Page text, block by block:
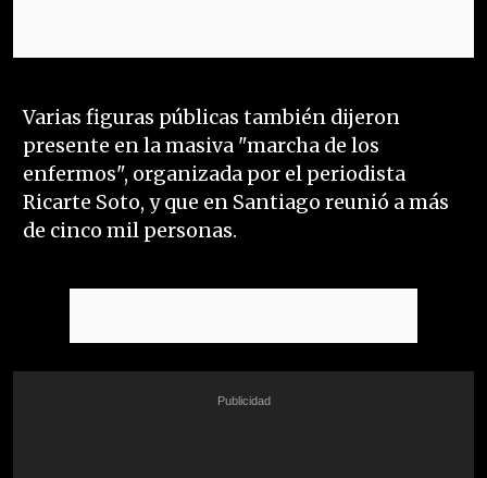
Varias figuras públicas también dijeron
presente en la masiva "marcha de los
enfermos", organizada por el periodista
Ricarte Soto, y que en Santiago reunió a más
de cinco mil personas.